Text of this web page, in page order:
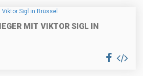
MIT VIKTOR SIGL IN